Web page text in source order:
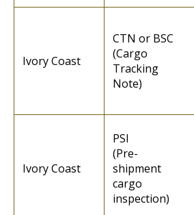
Ivory Coast
CTN or BSC
(Cargo
Tracking
Note)
Ivory Coast
PSI
(Pre-
shipment
cargo
inspection)